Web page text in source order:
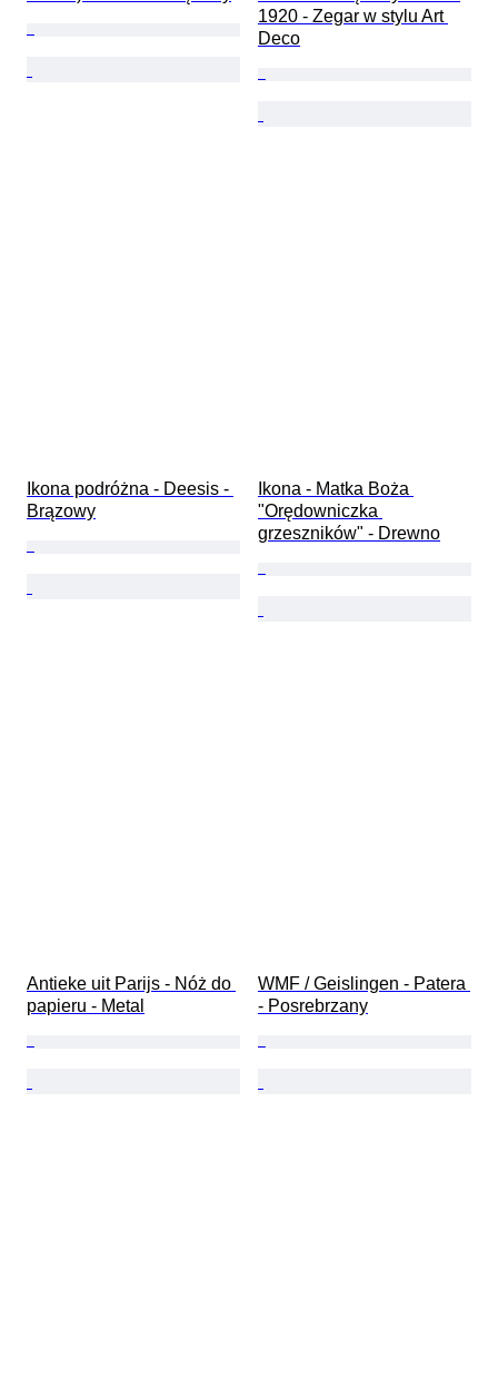
1920 - Zegar w stylu Art
Deco
Ikona podróżna - Deesis -
Brązowy
Ikona - Matka Boża
"Orędowniczka
grzeszników" - Drewno
Antieke uit Parijs - Nóż do
papieru - Metal
WMF / Geislingen - Patera
- Posrebrzany